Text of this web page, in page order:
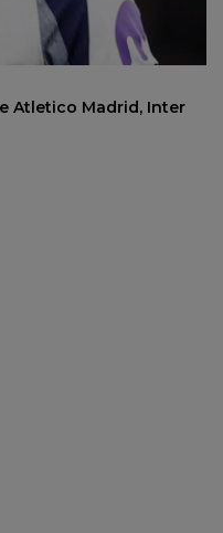
Atletico Madrid, Inter